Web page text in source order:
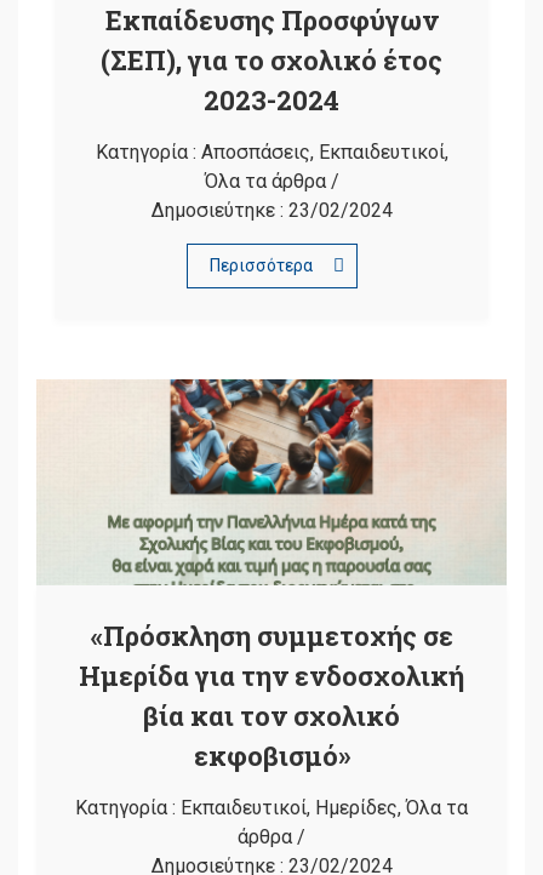
Εκπαίδευσης Προσφύγων
(ΣΕΠ), για το σχολικό έτος
2023-2024
Κατηγορία : Αποσπάσεις, Εκπαιδευτικοί,
Όλα τα άρθρα/
Δημοσιεύτηκε : 23/02/2024
Περισσότερα
«Πρόσκληση συμμετοχής σε
Ημερίδα για την ενδοσχολική
βία και τον σχολικό
εκφοβισμό»
Κατηγορία : Εκπαιδευτικοί, Ημερίδες,Όλα τα
άρθρα /
Δημοσιεύτηκε : 23/02/2024